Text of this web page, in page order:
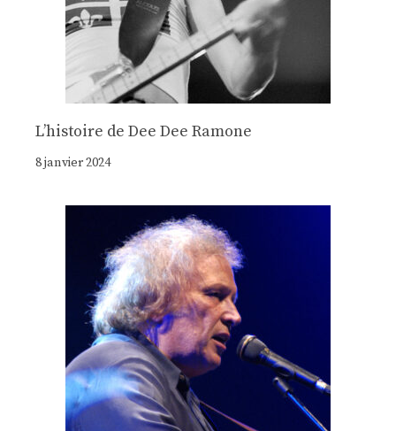
Lʼhistoire de Dee Dee Ramone
8 janvier 2024